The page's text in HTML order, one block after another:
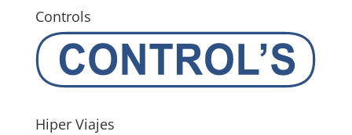
Controls
Hiper Viajes